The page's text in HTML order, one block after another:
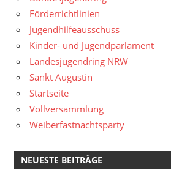
Förderrichtlinien
Jugendhilfeausschuss
Kinder- und Jugendparlament
Landesjugendring NRW
Sankt Augustin
Startseite
Vollversammlung
Weiberfastnachtsparty
NEUESTE BEITRÄGE